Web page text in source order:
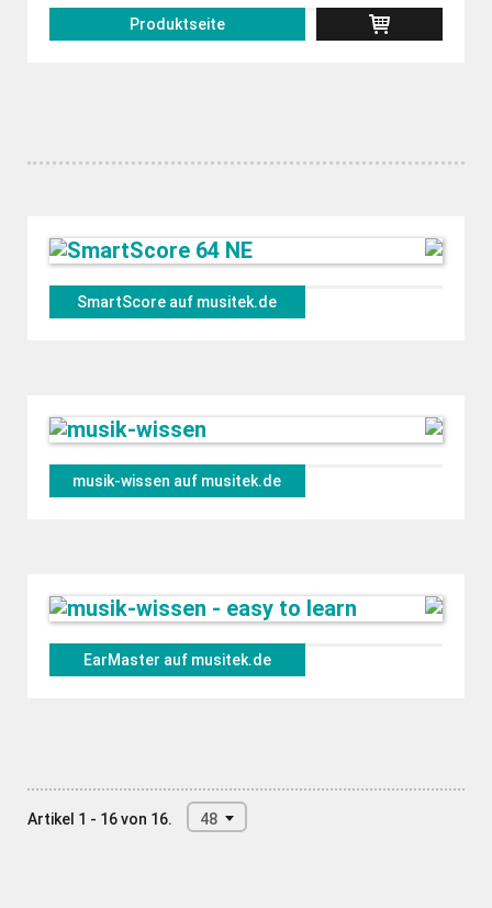
Produktseite
SmartScore auf musitek.de
musik-wissen auf musitek.de
EarMaster auf musitek.de
Artikel 1 - 16 von 16. 48